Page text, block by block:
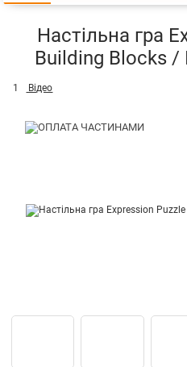
Настільна гра
Building Blocks /
1 Відео